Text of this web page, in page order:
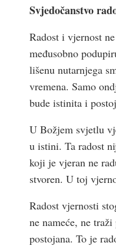
Svjedočanstvo
Radost i vjernost
međusobno
lišenu nutarnjega
vremena. Samo
bude istinita i
U Božjem svjetlu
u istini. Ta radost
koji je vjeran ne
stvoren. U toj
Radost vjernosti
ne nameće, ne
postojana. To je